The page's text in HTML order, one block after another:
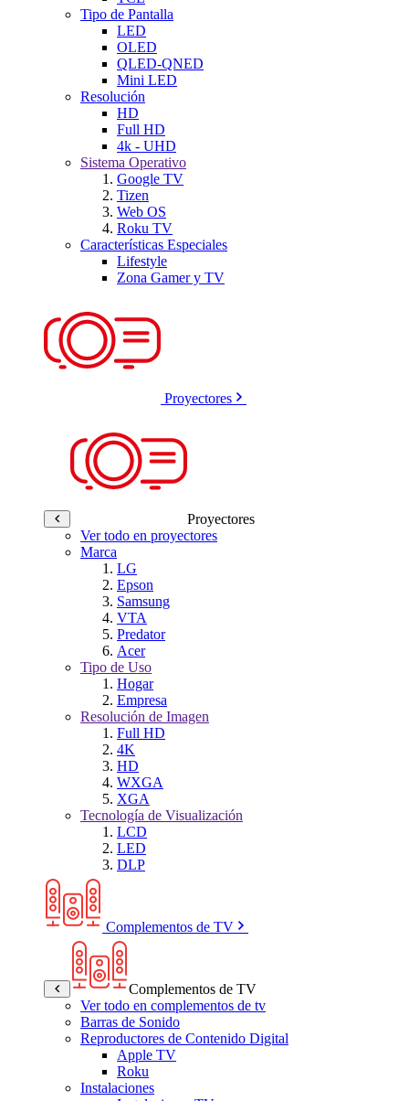
Tipo de Pantalla
LED
OLED
QLED-QNED
Mini LED
Resolución
HD
Full HD
4k - UHD
Sistema Operativo
Google TV
Tizen
Web OS
Roku TV
Características Especiales
Lifestyle
Zona Gamer y TV
Proyectores
Proyectores
Ver todo en proyectores
Marca
LG
Epson
Samsung
VTA
Predator
Acer
Tipo de Uso
Hogar
Empresa
Resolución de Imagen
Full HD
4K
HD
WXGA
XGA
Tecnología de Visualización
LCD
LED
DLP
Complementos de TV
Complementos de TV
Ver todo en complementos de tv
Barras de Sonido
Reproductores de Contenido Digital
Apple TV
Roku
Instalaciones